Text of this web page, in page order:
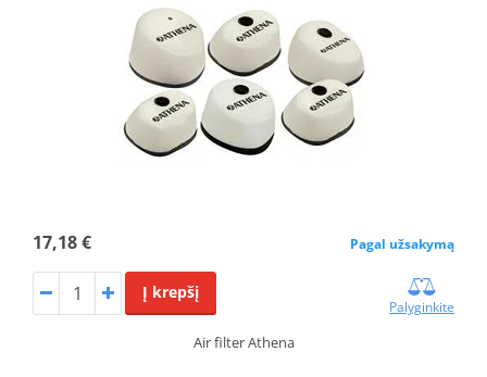
17,18 € Pagal užsakymą
Į krepšį
Palyginkite
Air filter Athena